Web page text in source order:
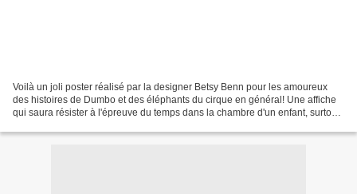
Voilà un joli poster réalisé par la designer Betsy Benn pour les amoureux
des histoires de Dumbo et des éléphants du cirque en général! Une affiche
qui saura résister à l'épreuve du temps dans la chambre d'un enfant, surtout